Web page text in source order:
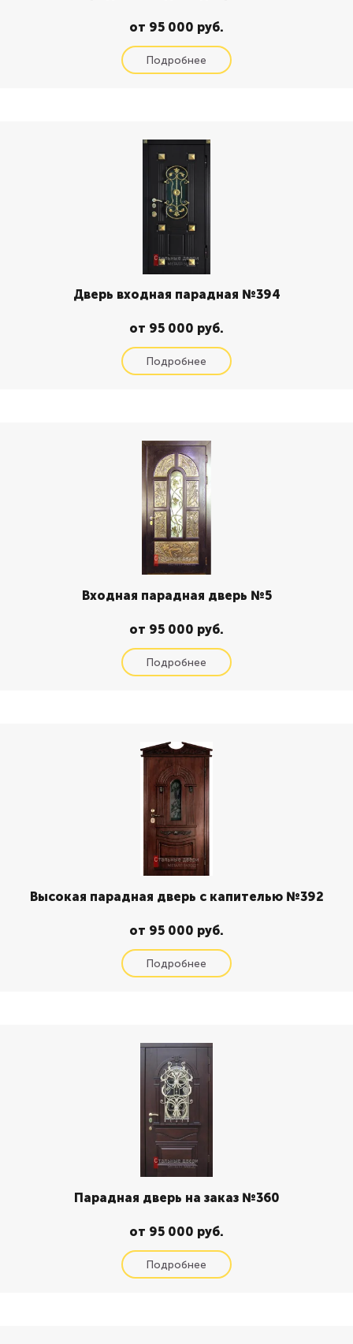
от 95 000 руб.
Дверь входная парадная №394
от 95 000 руб.
Входная парадная дверь №5
от 95 000 руб.
Высокая парадная дверь с капителью №392
от 95 000 руб.
Парадная дверь на заказ №360
от 95 000 руб.